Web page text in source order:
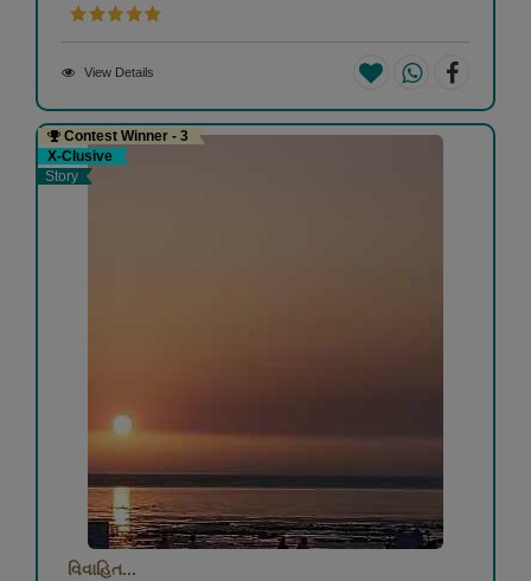
View Details
Contest Winner - 3
X-Clusive
Story
વિવાહિત...